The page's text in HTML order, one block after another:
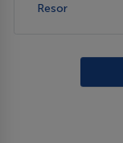
Resor